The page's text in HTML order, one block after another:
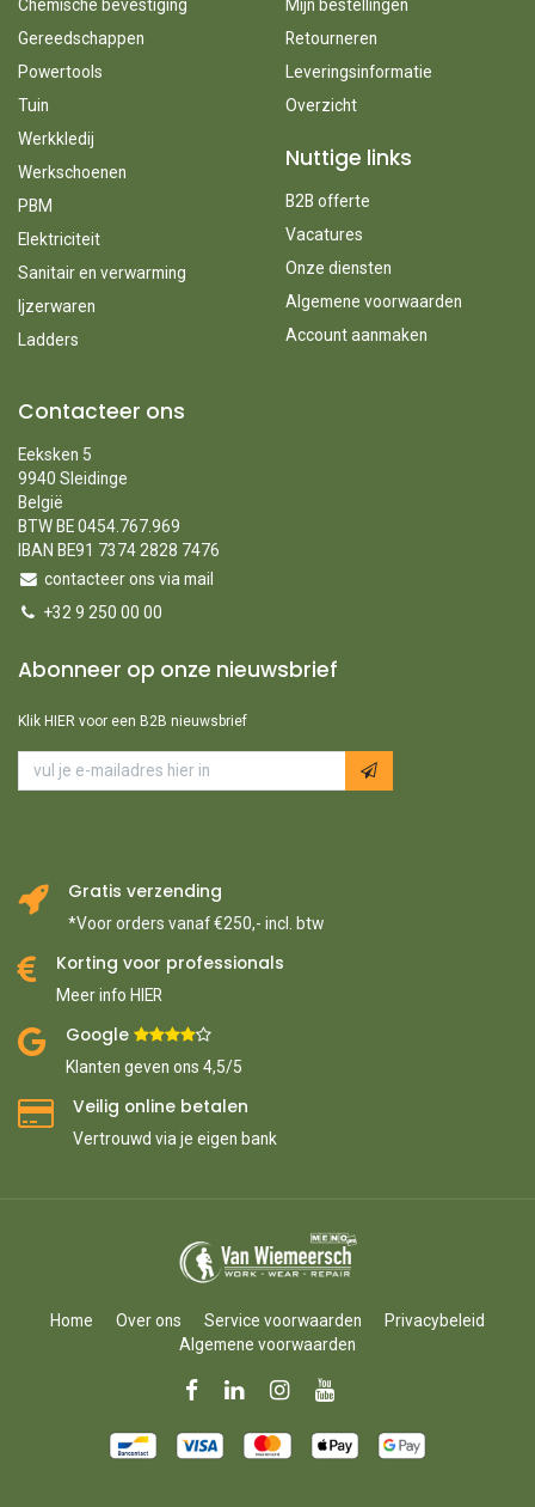
Chemische bevestiging
Gereedschappen
Powertools
Tuin
Werkkledij
Werkschoenen
PBM
Elektriciteit
Sanitair en verwarming
Ijzerwaren
Ladders
Mijn bestellingen
Retourneren
Leveringsinformatie
Overzicht
Nuttige links
B2B offerte
Vacatures
Onze diensten
Algemene voorwaarden
Account aanmaken
Contacteer ons
Eeksken 5
9940 Sleidinge
België
BTW BE 0454.767.969
IBAN BE91 7374 2828 7476
contacteer ons via mail
+32 9 250 00 00
Abonneer op onze nieuwsbrief
Klik HIER voor een B2B nieuwsbrief
Gratis verzending
*Voor orders vanaf €250,- incl. btw
Korting voor professionals
Meer info HIER
Google ​
Klanten geven ons 4,5/5
Veilig online betalen
Vertrouwd via je eigen bank
Home Over ons Service voorwaarden
Privacybeleid
Algemene voorwaarden